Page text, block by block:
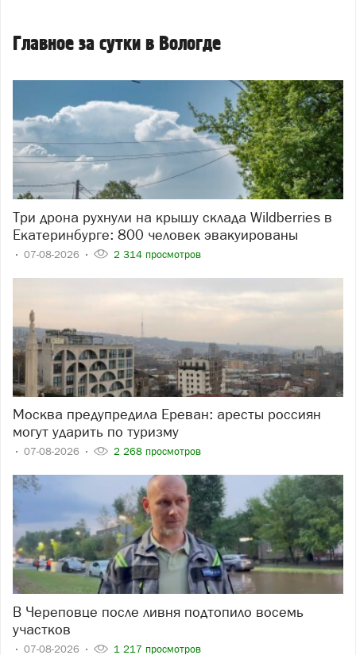
Главное за сутки в Вологде
Три дрона рухнули на крышу склада Wildberries в
Екатеринбурге: 800 человек эвакуированы
07-08-2026 2 314 просмотров
Москва предупредила Ереван: аресты россиян
могут ударить по туризму
07-08-2026 2 268 просмотров
В Череповце после ливня подтопило восемь
участков
07-08-2026 1 217 просмотров